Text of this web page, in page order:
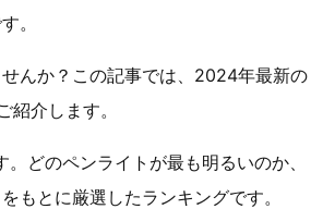
。
んか？この記事では、2024年最新の
介します。
どのペンライトが最も明るいのか、
もとに厳選したランキングです。